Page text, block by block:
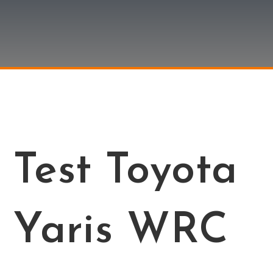
Test Toyota
Yaris WRC